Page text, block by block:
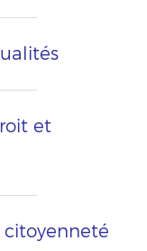
et
citoyenneté